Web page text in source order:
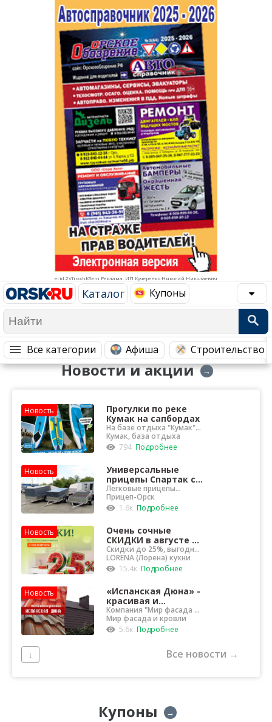
erid:2VfnxxhKSem Реклама. ИП Кучеренко Николай Николаевич
Каталог Купоны
Все категории Афиша Строительство
Строительство и ремонт
Авто и мото
Рестораны, кафе, бары
Развлечения и отдых
Спорт Фитнес
Недвижимость
Красота Косметология
Медицина Здоровье
Путешествия, Туризм
Гостиницы
Образование
Бытовые услуги
Телекоммуникации и связь
Торговля
Бизнес и финансы
Юристы, Экспертиза, Страхование
Ремонт
Социальные организации
Это интересно
Администрация
Промышленность
Сельское хозяйство
Ветеринария, Зоотовары
Курьерская служба, Службы до...
Популярное →
Строительство и ремонт
Новости и акции →
Новость
Прогулки по реке
Кумак на сапбордах
На базе отдыха "Кумак"
появились новые SUP-
доски (сапборды)
Кумак, база отдыха
794 Подробнее
Новость
Универсальные
прицепы Спартак со
склада в Орске
Легковые прицепы
размером от 2 до 2,8 м с
самосвальной системой
Прицеп-Орск
1.6к Подробнее
Новость
Очень сочные
СКИДКИ в августе в
LORENA (ЛОРЕНА)!
Скидки до 25%, выгодная
рассрочка и бесплатный
дизайн‑проект
LORENA (Лорена) кухни
15.4к Подробнее
Новость
«Испанская Дюна» -
красивая и
экономичная
металлочерепица
Компания "Мир фасада и
кровли" предлагает
качественную кровлю
Мир фасада и кровли
5.6к Подробнее
↓ Все новости →
Купоны →